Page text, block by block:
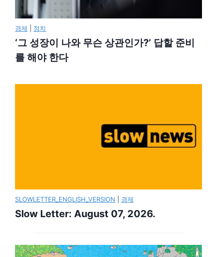
경제 정치
‘그 성장이 나와 무슨 상관인가?’ 답할 준비
를 해야 한다
SLOWLETTER_ENGLISH_VERSION 경제
Slow Letter: August 07, 2026.